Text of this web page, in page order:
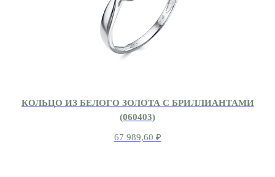
КОЛЬЦО ИЗ БЕЛОГО ЗОЛОТА С БРИЛЛИАНТАМИ
(060403)
67 989,60 ₽